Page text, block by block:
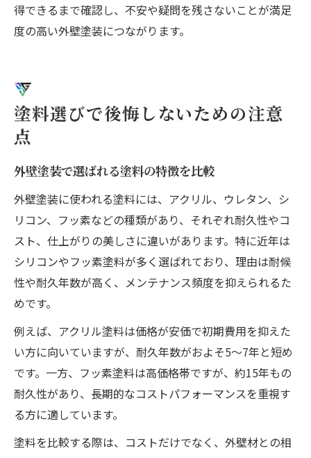
得できるまで確認し、不安や疑問を残さないことが満足
度の高い外壁塗装につながります。
塗料選びで後悔しないための注意
点
外壁塗装で選ばれる塗料の特徴を比較
外壁塗装に使われる塗料には、アクリル、ウレタン、シ
リコン、フッ素などの種類があり、それぞれ耐久性やコ
スト、仕上がりの美しさに違いがあります。特に近年は
シリコンやフッ素塗料が多く選ばれており、理由は耐候
性や耐久年数が高く、メンテナンス頻度を抑えられるた
めです。
例えば、アクリル塗料は価格が安価で初期費用を抑えた
い方に向いていますが、耐久年数がおよそ5〜7年と短め
です。一方、フッ素塗料は高価格帯ですが、約15年もの
耐久性があり、長期的なコストパフォーマンスを重視す
る方に適しています。
塗料を比較する際は、コストだけでなく、外壁材との相